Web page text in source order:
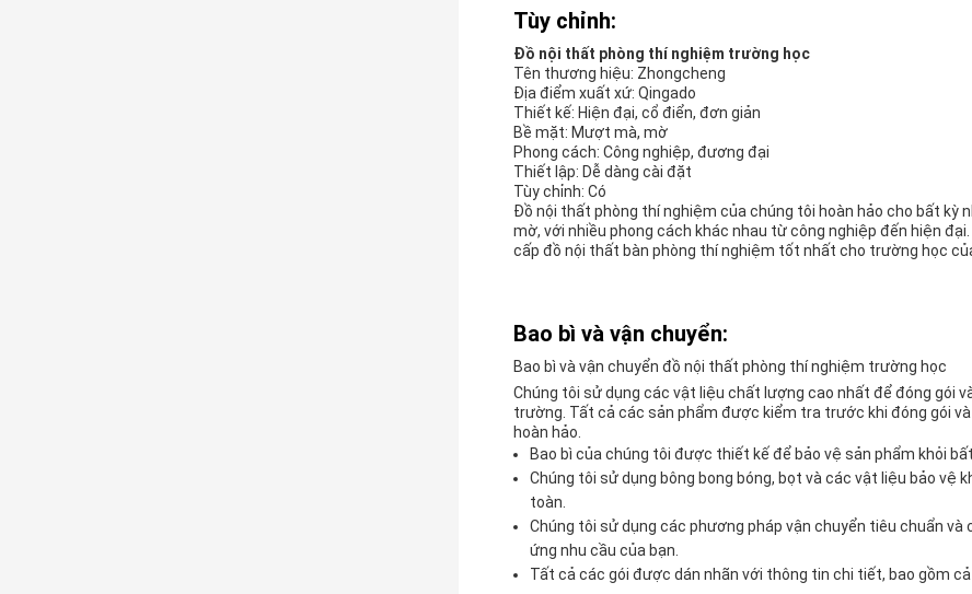
Tùy chỉnh:
Đồ nội thất phòng thí nghiệm trường học
Tên thương hiệu: Zhongcheng
Địa điểm xuất xứ: Qingado
Thiết kế: Hiện đại, cổ điển, đơn giản
Bề mặt: Mượt mà, mờ
Phong cách: Công nghiệp, đương đại
Thiết lập: Dễ dàng cài đặt
Tùy chỉnh: Có
Đồ nội thất phòng thí nghiệm của chúng tôi hoàn hảo cho bất kỳ
mờ, với nhiều phong cách khác nhau từ công nghiệp đến hiện
cấp đồ nội thất bàn phòng thí nghiệm tốt nhất cho trường học
Bao bì và vận chuyển:
Bao bì và vận chuyển đồ nội thất phòng thí nghiệm trường học
Chúng tôi sử dụng các vật liệu chất lượng cao nhất để đóng gói
trường. Tất cả các sản phẩm được kiểm tra trước khi đóng gói
hoàn hảo.
Bao bì của chúng tôi được thiết kế để bảo vệ sản phẩm khỏi
Chúng tôi sử dụng bông bong bóng, bọt và các vật liệu bảo vệ
toàn.
Chúng tôi sử dụng các phương pháp vận chuyển tiêu chuẩn
ứng nhu cầu của bạn.
Tất cả các gói được dán nhãn với thông tin chi tiết, bao gồm